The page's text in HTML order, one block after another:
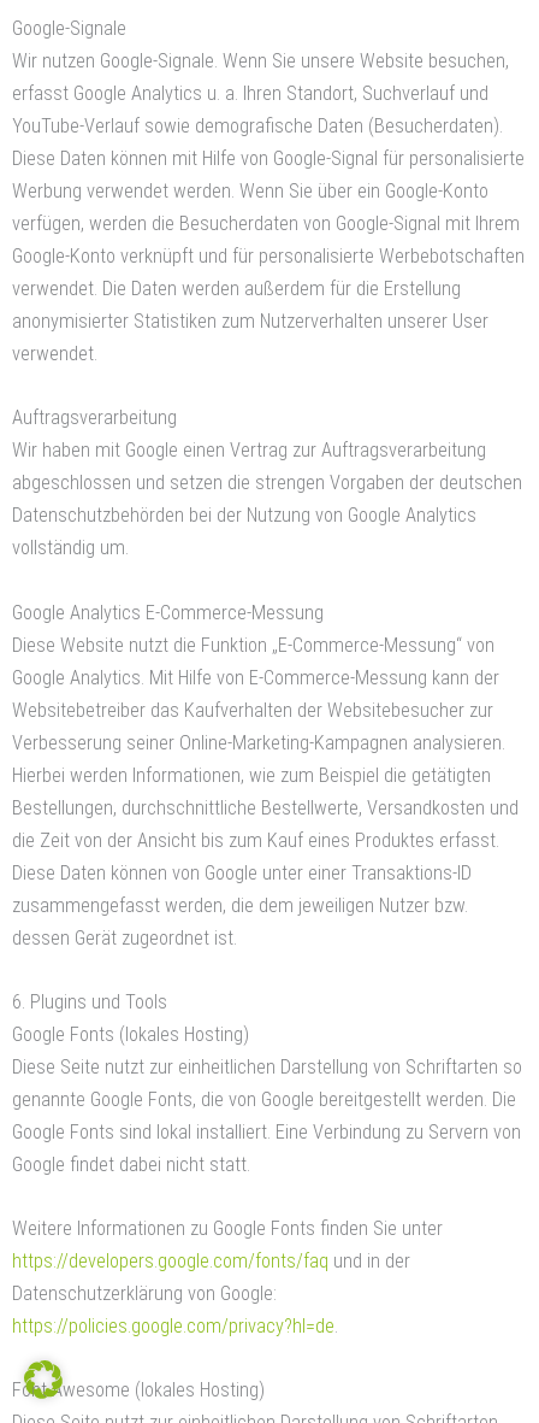
Google-Signale
Wir nutzen Google-Signale. Wenn Sie unsere Website besuchen,
erfasst Google Analytics u. a. Ihren Standort, Suchverlauf und
YouTube-Verlauf sowie demografische Daten (Besucherdaten).
Diese Daten können mit Hilfe von Google-Signal für personalisierte
Werbung verwendet werden. Wenn Sie über ein Google-Konto
verfügen, werden die Besucherdaten von Google-Signal mit Ihrem
Google-Konto verknüpft und für personalisierte Werbebotschaften
verwendet. Die Daten werden außerdem für die Erstellung
anonymisierter Statistiken zum Nutzerverhalten unserer User
verwendet.
Auftragsverarbeitung
Wir haben mit Google einen Vertrag zur Auftragsverarbeitung
abgeschlossen und setzen die strengen Vorgaben der deutschen
Datenschutzbehörden bei der Nutzung von Google Analytics
vollständig um.
Google Analytics E-Commerce-Messung
Diese Website nutzt die Funktion „E-Commerce-Messung“ von
Google Analytics. Mit Hilfe von E-Commerce-Messung kann der
Websitebetreiber das Kaufverhalten der Websitebesucher zur
Verbesserung seiner Online-Marketing-Kampagnen analysieren.
Hierbei werden Informationen, wie zum Beispiel die getätigten
Bestellungen, durchschnittliche Bestellwerte, Versandkosten und
die Zeit von der Ansicht bis zum Kauf eines Produktes erfasst.
Diese Daten können von Google unter einer Transaktions-ID
zusammengefasst werden, die dem jeweiligen Nutzer bzw.
dessen Gerät zugeordnet ist.
6. Plugins und Tools
Google Fonts (lokales Hosting)
Diese Seite nutzt zur einheitlichen Darstellung von Schriftarten so
genannte Google Fonts, die von Google bereitgestellt werden. Die
Google Fonts sind lokal installiert. Eine Verbindung zu Servern von
Google findet dabei nicht statt.
Weitere Informationen zu Google Fonts finden Sie unter
https://developers.google.com/fonts/faq und in der
Datenschutzerklärung von Google:
https://policies.google.com/privacy?hl=de.
Font Awesome (lokales Hosting)